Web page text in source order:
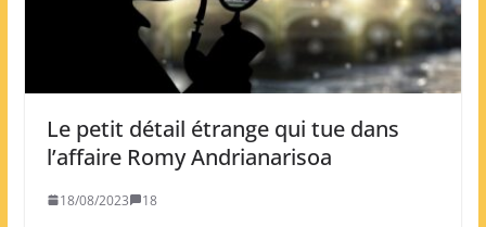
Le petit détail étrange qui tue dans
l’affaire Romy Andrianarisoa
18/08/2023 18